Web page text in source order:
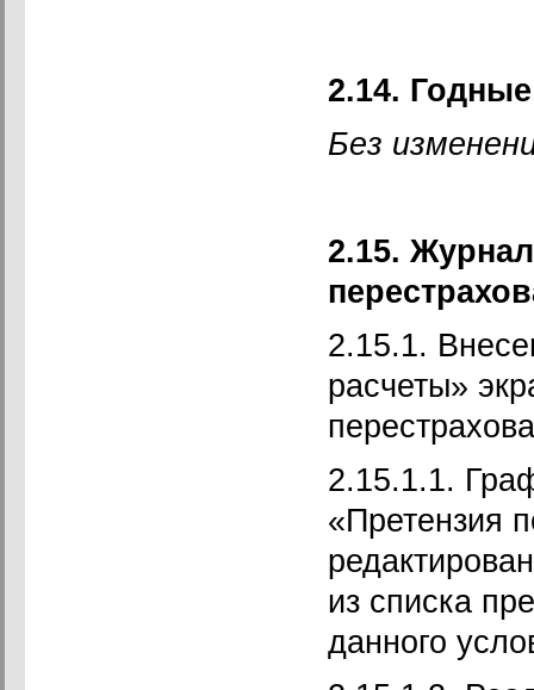
2.14.
Без
2.15.
2.15.1.
расчеты»
2.15.1.1.
«Претензия
из списка
данного